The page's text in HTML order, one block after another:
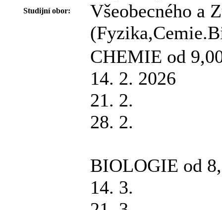
Studijní obor:
Všeobecného a
CHEMIE od
14. 2. 2026
21. 2.
28. 2.
BIOLOGIE od
14. 3.